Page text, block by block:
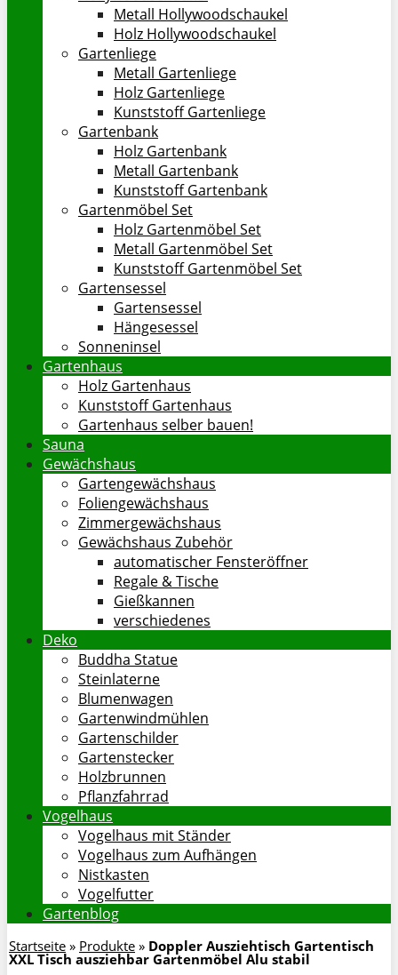
Metall Hollywoodschaukel
Holz Hollywoodschaukel
Gartenliege
Metall Gartenliege
Holz Gartenliege
Kunststoff Gartenliege
Gartenbank
Holz Gartenbank
Metall Gartenbank
Kunststoff Gartenbank
Gartenmöbel Set
Holz Gartenmöbel Set
Metall Gartenmöbel Set
Kunststoff Gartenmöbel Set
Gartensessel
Gartensessel
Hängesessel
Sonneninsel
Gartenhaus
Holz Gartenhaus
Kunststoff Gartenhaus
Gartenhaus selber bauen!
Sauna
Gewächshaus
Gartengewächshaus
Foliengewächshaus
Zimmergewächshaus
Gewächshaus Zubehör
automatischer Fensteröffner
Regale & Tische
Gießkannen
verschiedenes
Deko
Buddha Statue
Steinlaterne
Blumenwagen
Gartenwindmühlen
Gartenschilder
Gartenstecker
Holzbrunnen
Pflanzfahrrad
Vogelhaus
Vogelhaus mit Ständer
Vogelhaus zum Aufhängen
Nistkasten
Vogelfutter
Gartenblog
Startseite » Produkte » Doppler Ausziehtisch Gartentisch
XXL Tisch ausziehbar Gartenmöbel Alu stabil